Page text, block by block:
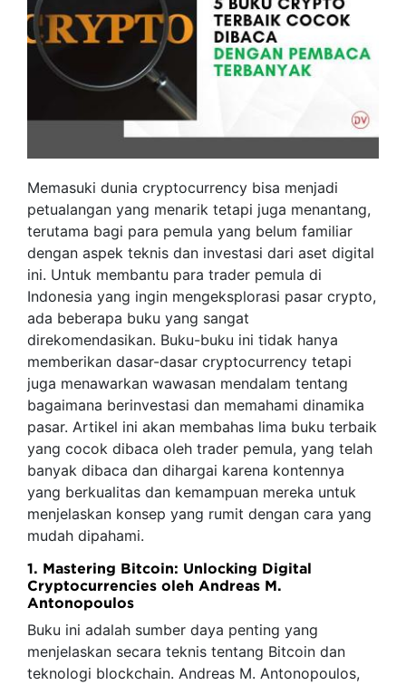
Memasuki dunia cryptocurrency bisa menjadi
petualangan yang menarik tetapi juga menantang,
terutama bagi para pemula yang belum familiar
dengan aspek teknis dan investasi dari aset digital
ini. Untuk membantu para trader pemula di
Indonesia yang ingin mengeksplorasi pasar crypto,
ada beberapa buku yang sangat
direkomendasikan. Buku-buku ini tidak hanya
memberikan dasar-dasar cryptocurrency tetapi
juga menawarkan wawasan mendalam tentang
bagaimana berinvestasi dan memahami dinamika
pasar. Artikel ini akan membahas lima buku terbaik
yang cocok dibaca oleh trader pemula, yang telah
banyak dibaca dan dihargai karena kontennya
yang berkualitas dan kemampuan mereka untuk
menjelaskan konsep yang rumit dengan cara yang
mudah dipahami.
1. Mastering Bitcoin: Unlocking Digital
Cryptocurrencies oleh Andreas M.
Antonopoulos
Buku ini adalah sumber daya penting yang
menjelaskan secara teknis tentang Bitcoin dan
teknologi blockchain. Andreas M. Antonopoulos,